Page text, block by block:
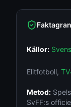
Källor:
Elitfotboll,
Metod:
SvFF:s